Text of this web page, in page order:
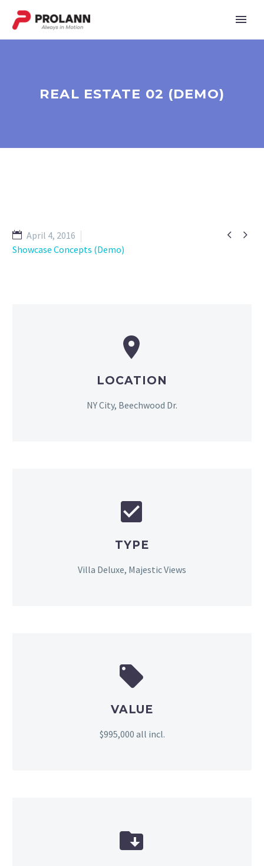
REAL ESTATE 02 (DEMO)
 
April 4, 2016
Showcase Concepts (Demo)


LOCATION
NY City, Beechwood Dr.


TYPE
Villa Deluxe, Majestic Views


VALUE
$995,000 all incl.

